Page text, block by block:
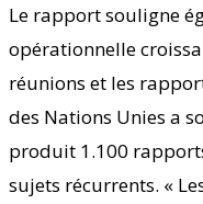
Le rapport souligne
opérationnelle
réunions et les
des Nations Unies a
produit 1.100
sujets récurrents. «